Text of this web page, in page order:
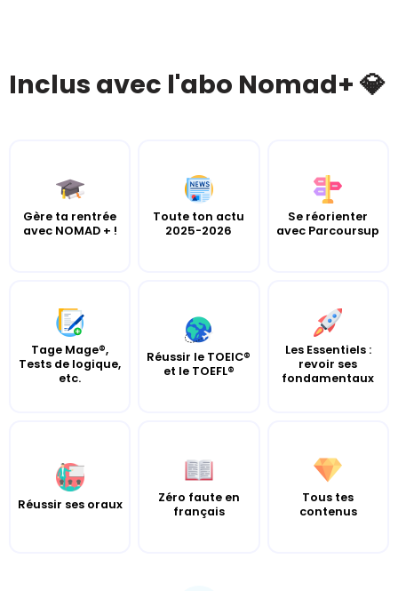
Inclus avec l'abo Nomad+ 💎
Gère ta rentrée
avec NOMAD + !
Toute ton actu
2025-2026
Se réorienter
avec Parcoursup
Tage Mage®,
Tests de logique,
etc.
Réussir le TOEIC®
et le TOEFL®
Les Essentiels :
revoir ses
fondamentaux
Réussir ses oraux
Zéro faute en
français
Tous tes
contenus